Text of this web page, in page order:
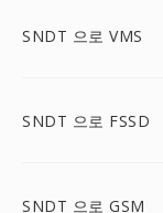
SNDT 으로 VMS
SNDT 으로 FSSD
SNDT 으로 GSM